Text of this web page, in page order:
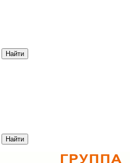
Найти
Найти